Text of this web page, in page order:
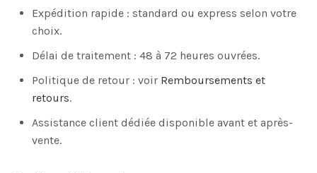
Expédition rapide : standard ou express selon votre
choix.
Délai de traitement : 48 à 72 heures ouvrées.
Politique de retour : voir Remboursements et
retours.
Assistance client dédiée disponible avant et après-
vente.